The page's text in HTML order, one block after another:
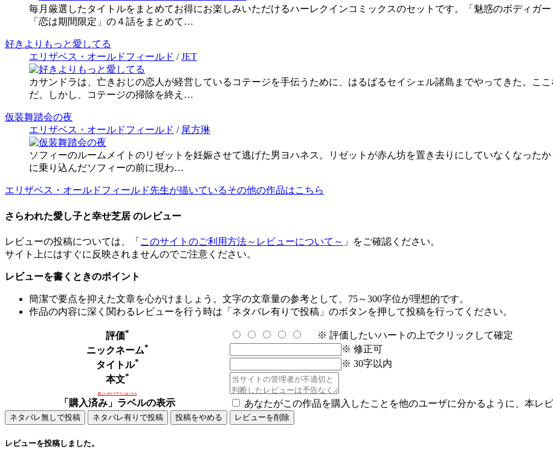
毎月厳選したタイトルをまとめてお得にお楽しみいただけるハーレクインコミックスのセットです。「魅惑のボディガ
「恋は期間限定」の４話をまとめて…
好きよりもっと愛してる
エリザベス・オールドフィールド /JET
カサンドラは、亡きおじの恋人が経営しているコテージを手伝うために、はるばるセイシェル諸島までやってきた。こ
だ。しかし、コテージの掃除を終え…
仮装舞踏会の夜
エリザベス・オールドフィールド / 尾方琳
ソフィーのルームメイトのリゼットを妊娠させて逃げた男ヨハネス。リゼットが赤ん坊を置き去りにしていなくなった
に乗り込んだソフィーの前に現わ…
エリザベス・オールドフィールド先生が描いているその他の作品はこちら
さらわれた愛し子と幸せ芝居 のレビュー
レビューの投稿については、「 このサイトのご利用方法～レビューについて～ 」をご確認ください。
サイト上にはすぐに反映されませんのでご注意ください。
レビューを書くときのポイント
簡潔で要点を抑えた文章を心がけましょう。文字の文章量の参考として、75～300字位が理想的です。
作品の内容に深く関わるレビューを行う時は「ネタバレ有りで投稿」のボタンを押して投稿を行ってください。
評価*
※ 評価したいハートの上でクリックして確定
ニックネーム*
※ 修正可
タイトル*
※ 30字以内
本文*
詳しいガイドラインはこちら
「購入済み」ラベルの表示 あなたがこの作品を購入したことを他のユーザに分かるように、本レ
レビューを投稿しました。